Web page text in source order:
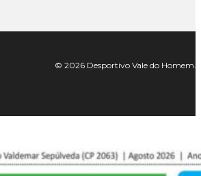
© 2026 Desportivo Vale do Homem.